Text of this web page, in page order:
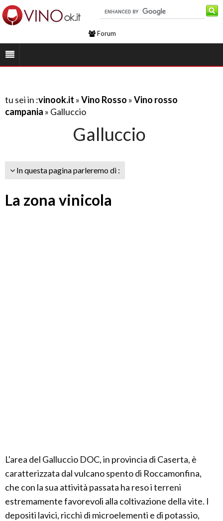
Forum
tu sei in :vinook.it »Vino Rosso »Vino rosso
campania » Galluccio
Galluccio
In questa pagina parleremo di :
La zona vinicola
L'area del Galluccio DOC, in provincia di Caserta, è
caratterizzata dal vulcano spento di Roccamonfina,
che con la sua attività passata ha reso i terreni
estremamente favorevoli alla coltivazione della vite. I
depositi lavici, ricchi di microelementi e di potassio,